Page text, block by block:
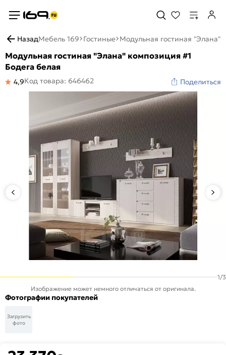
НазадМебель 169 Гостиные Модульная гостиная "Элана"
Модульная гостиная "Элана" композиция #1
Бодега белая
4,9Код товара: 646462 Поделиться
1/3
Изображение может немного отличаться от оригинала.
Фотографии покупателей
Загрузить
фото